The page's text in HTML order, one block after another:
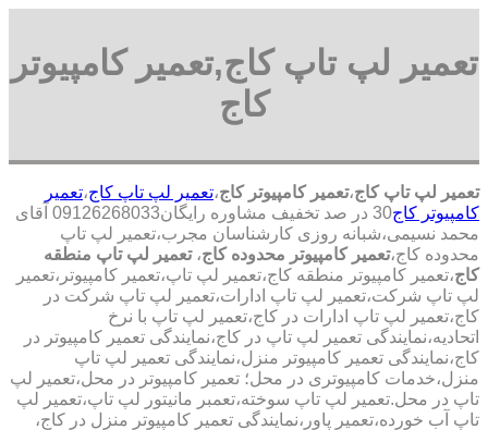
تعمیر لپ تاپ کاج,تعمیر کامپیوتر
کاج
تعمیر لپ تاپ کاج،تعمیر کامپیوتر کاج،تعمیر لپ تاپ کاج،تعمیر
کامپیوتر کاج
30 در صد تخفیف مشاوره رایگان09126268033 آقای
محمد نسیمی،شبانه روزی کارشناسان مجرب،تعمیر لپ تاپ
محدوده کاج،تعمیر کامپیوتر محدوده کاج، تعمیر لپ تاپ منطقه
کاج،تعمیر کامپیوتر منطقه کاج،تعمیر لپ تاپ،تعمیر کامپیوتر،تعمیر
لپ تاپ شرکت،تعمیر لپ تاپ ادارات،تعمیر لپ تاپ شرکت در
کاج،تعمیر لپ تاپ ادارات در کاج،تعمیر لپ تاپ با نرخ
اتحادیه،نمایندگی تعمیر لپ تاپ در کاج،نمایندگی تعمیر کامپیوتر در
کاج،نمایندگی تعمیر کامپیوتر منزل،نمایندگی تعمیر لپ تاپ
منزل،خدمات کامپیوتری در محل؛ تعمیر کامپیوتر در محل،تعمیر لپ
تاپ در محل.تعمیر لپ تاپ سوخته،تعمبر مانیتور لپ تاپ،تعمیر لپ
تاپ آب خورده،تعمیر پاور،نمایندگی تعمیر کامپیوتر منزل در کاج،